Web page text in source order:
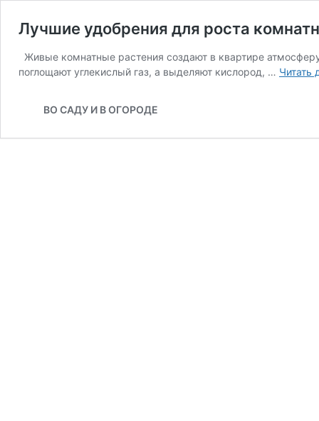
Лучшие удобрения для роста
Живые комнатные растения создают в квартире
поглощают углекислый газ, а выделяют кислород, … Читать
ВО САДУ И В ОГОРОДЕ